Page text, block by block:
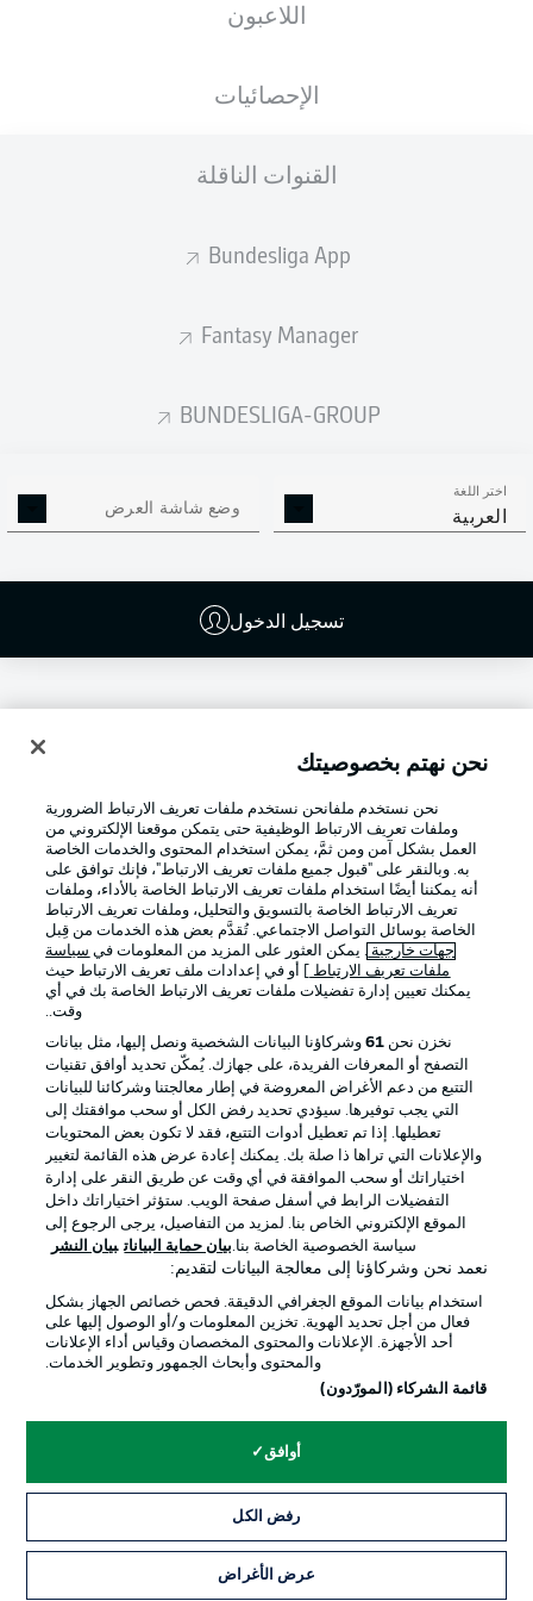
اللاعبون
الإحصائيات
القنوات الناقلة
Bundesliga App
Fantasy Manager
BUNDESLIGA-GROUP
اختر اللغة
العربية وضع شاشة العرض
تسجيل الدخول
إعلان
Football as it's meant to be
تطبيق الدوري الألماني
Official Partners
إدارة التفضيلات بيان الخصوصية
الوظائف
جهة النشر تواصل معنا
نحن نهتم بخصوصيتك
نحن نستخدم ملفانحن نستخدم ملفات تعريف الارتباط الضرورية
وملفات تعريف الارتباط الوظيفية حتى يتمكن موقعنا الإلكتروني من
العمل بشكل آمن ومن ثمَّ، يمكن استخدام المحتوى والخدمات الخاصة
به. وبالنقر على "قبول جميع ملفات تعريف الارتباط"، فإنك توافق على
أنه يمكننا أيضًا استخدام ملفات تعريف الارتباط الخاصة بالأداء، وملفات
تعريف الارتباط الخاصة بالتسويق والتحليل، وملفات تعريف الارتباط
الخاصة بوسائل التواصل الاجتماعي. تُقدَّم بعض هذه الخدمات من قِبل
جهات خارجية . يمكن العثور على المزيد من المعلومات في سياسة
ملفات تعريف الارتباط
] أو في إعدادات ملف تعريف الارتباط حيث
يمكنك تعيين إدارة تفضيلات ملفات تعريف الارتباط الخاصة بك في أي
وقت..
نخزن نحن 61وشركاؤنا البيانات الشخصية ونصل إليها، مثل بيانات
التصفح أو المعرفات الفريدة، على جهازك. يُمكّن تحديد أوافق تقنيات
التتبع من دعم الأغراض المعروضة في إطار معالجتنا وشركائنا للبيانات
التي يجب توفيرها. سيؤدي تحديد رفض الكل أو سحب موافقتك إلى
تعطيلها. إذا تم تعطيل أدوات التتبع، فقد لا تكون بعض المحتويات
والإعلانات التي تراها ذا صلة بك. يمكنك إعادة عرض هذه القائمة لتغيير
اختياراتك أو سحب الموافقة في أي وقت عن طريق النقر على إدارة
التفضيلات الرابط في أسفل صفحة الويب. ستؤثر اختياراتك داخل
الموقع الإلكتروني الخاص بنا. لمزيد من التفاصيل، يرجى الرجوع إلى
سياسة الخصوصية الخاصة بنا.بيان حماية البيانات بيان النشر
نعمد نحن وشركاؤنا إلى معالجة البيانات لتقديم:
استخدام بيانات الموقع الجغرافي الدقيقة. فحص خصائص الجهاز بشكل
فعال من أجل تحديد الهوية. تخزين المعلومات و/أو الوصول إليها على
أحد الأجهزة. الإعلانات والمحتوى المخصصان وقياس أداء الإعلانات
والمحتوى وأبحاث الجمهور وتطوير الخدمات.
قائمة الشركاء (المورّدون)
أوافق
رفض الكل
عرض الأغراض